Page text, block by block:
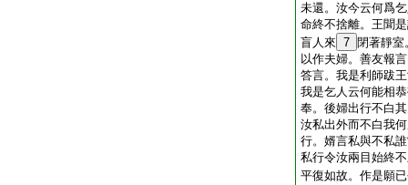
未還。汝今云何爲
命終不捨離。王聞
盲人來 7 閉著靜
以作夫婦。善友報
答言。我是利師跋
我是乞人云何能相
奉。後婦出行不白
汝私出外而不白我
行。婿言私與不私
私行令汝兩目始終
平復如故。作是願